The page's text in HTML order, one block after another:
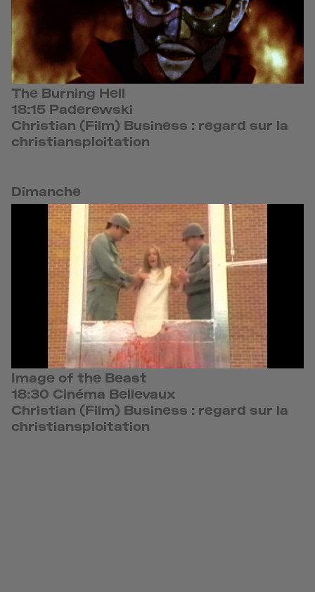
The Burning Hell
18:15 Paderewski
Christian (Film) Business : regard sur la
christiansploitation
Dimanche
Image of the Beast
18:30 Cinéma Bellevaux
Christian (Film) Business : regard sur la
christiansploitation